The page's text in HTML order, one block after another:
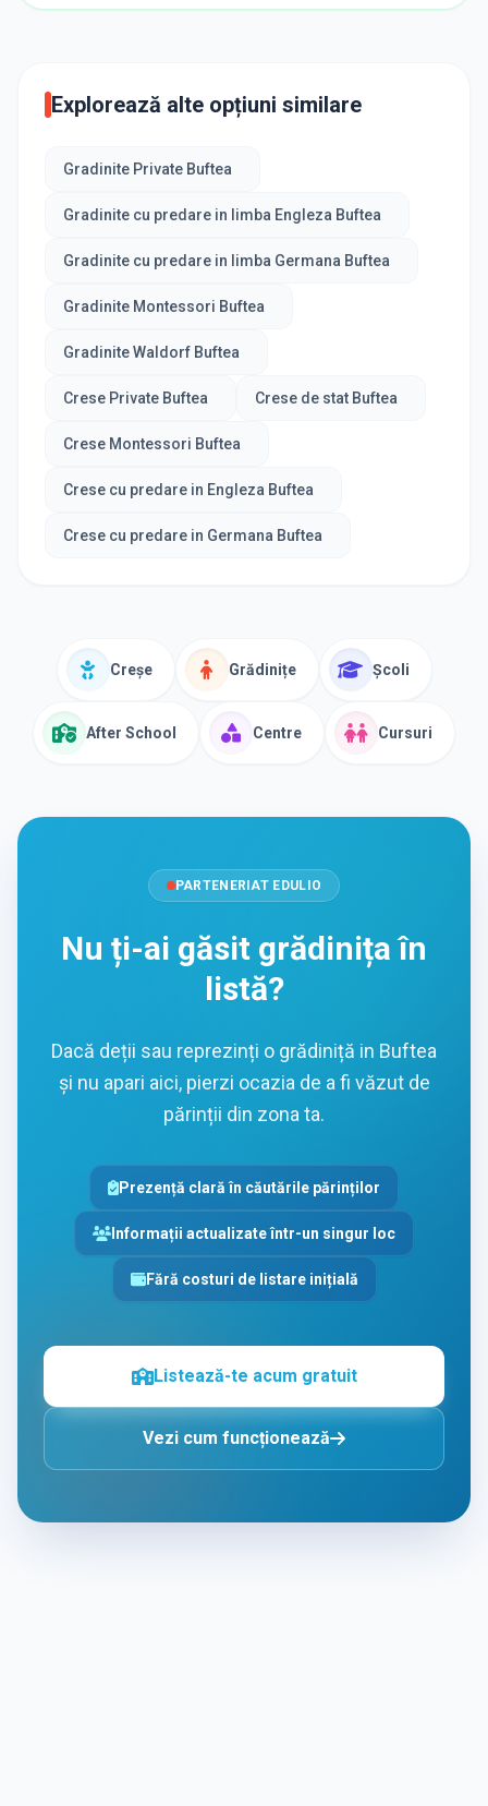
Explorează alte opțiuni similare
Gradinite Private Buftea
Gradinite cu predare in limba Engleza Buftea
Gradinite cu predare in limba Germana Buftea
Gradinite Montessori Buftea
Gradinite Waldorf Buftea
Crese Private Buftea Crese de stat Buftea
Crese Montessori Buftea
Crese cu predare in Engleza Buftea
Crese cu predare in Germana Buftea
Creșe Grădinițe Școli
After School Centre Cursuri
PARTENERIAT EDULIO
Nu ți-ai găsit grădinița în
listă?
Dacă deții sau reprezinți o grădiniță in Buftea
și nu apari aici, pierzi ocazia de a fi văzut de
părinții din zona ta.
Prezență clară în căutările părinților
Informații actualizate într-un singur loc
Fără costuri de listare inițială
Listează-te acum gratuit
Vezi cum funcționează